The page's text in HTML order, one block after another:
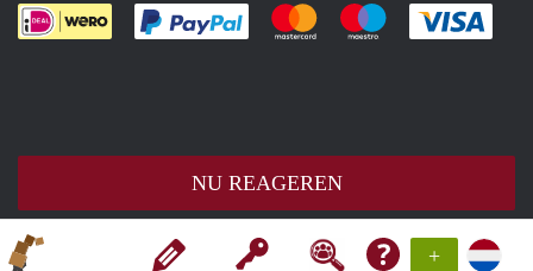
+
NU REAGEREN
Je rekent gemakkelijk af met Paypal
Je rekent gemakkelijk af met
Je rekent